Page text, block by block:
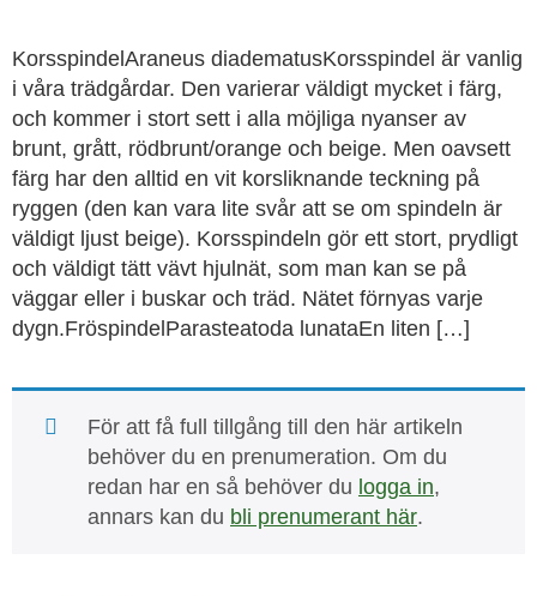
KorsspindelAraneus diadematusKorsspindel är vanlig
i våra trädgårdar. Den varierar väldigt mycket i färg,
och kommer i stort sett i alla möjliga nyanser av
brunt, grått, rödbrunt/orange och beige. Men oavsett
färg har den alltid en vit korsliknande teckning på
ryggen (den kan vara lite svår att se om spindeln är
väldigt ljust beige). Korsspindeln gör ett stort, prydligt
och väldigt tätt vävt hjulnät, som man kan se på
väggar eller i buskar och träd. Nätet förnyas varje
dygn.FröspindelParasteatoda lunataEn liten […]
För att få full tillgång till den här artikeln
behöver du en prenumeration. Om du
redan har en så behöver du logga in,
annars kan du bli prenumerant här.